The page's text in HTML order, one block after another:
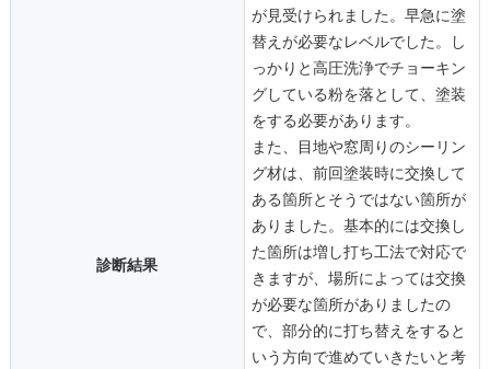
診断結果
が見受けられました。早急に塗
替えが必要なレベルでした。し
っかりと高圧洗浄でチョーキン
グしている粉を落として、塗装
をする必要があります。
また、目地や窓周りのシーリン
グ材は、前回塗装時に交換して
ある箇所とそうではない箇所が
ありました。基本的には交換し
た箇所は増し打ち工法で対応で
きますが、場所によっては交換
が必要な箇所がありましたの
で、部分的に打ち替えをすると
いう方向で進めていきたいと考